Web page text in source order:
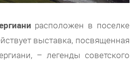
расположен в поселке
выставка, посвященная
– легенды советского